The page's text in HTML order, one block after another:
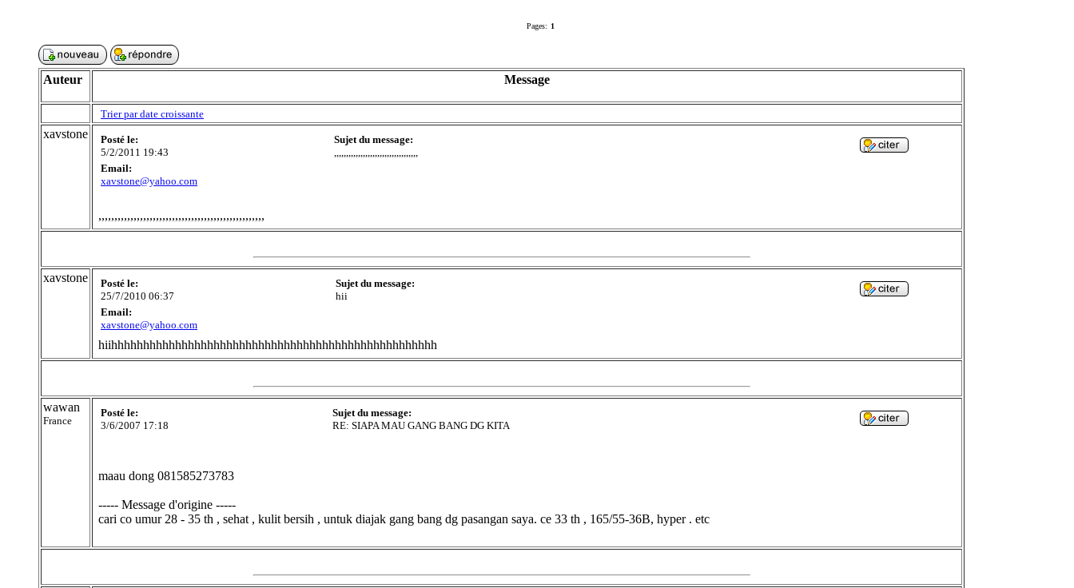
Pages: 1
Auteur Message
Trier par date croissante
xavstone
Posté le:
5/2/2011 19:43
Sujet du message:
,,,,,,,,,,,,,,,,,,,,,,,,,,,,,,,,,,,
Email:
xavstone@yahoo.com
,,,,,,,,,,,,,,,,,,,,,,,,,,,,,,,,,,,,,,,,,,,,,,,,,,,,
xavstone
Posté le:
25/7/2010 06:37
Sujet du message:
hii
Email:
xavstone@yahoo.com
hiihhhhhhhhhhhhhhhhhhhhhhhhhhhhhhhhhhhhhhhhhhhhhhhhhhh
wawan
France
Posté le:
3/6/2007 17:18
Sujet du message:
RE: SIAPA MAU GANG BANG DG KITA
maau dong 081585273783
----- Message d'origine -----
cari co umur 28 - 35 th , sehat , kulit bersih , untuk diajak gang bang dg pasangan saya. ce 33 th , 165/55-36B, hyper . etc